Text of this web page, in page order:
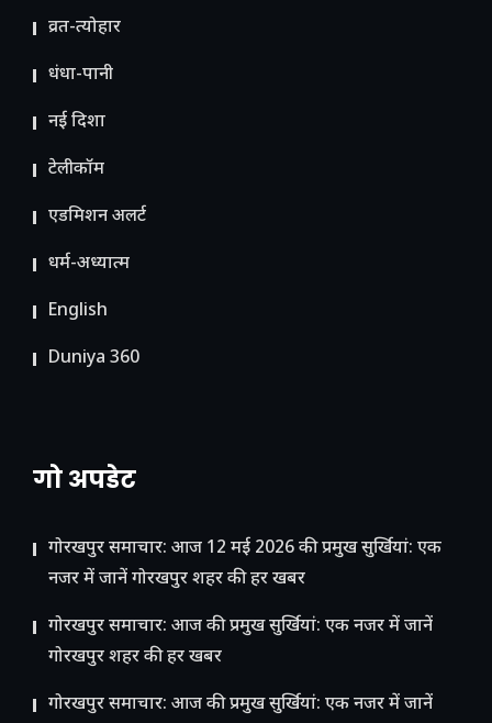
व्रत-त्योहार
धंधा-पानी
नई दिशा
टेलीकॉम
ए​डमिशन अलर्ट
धर्म-अध्यात्म
English
Duniya 360
गो अपडेट
गोरखपुर समाचार: आज 12 मई 2026 की प्रमुख सुर्खियां: एक
नजर में जानें गोरखपुर शहर की हर खबर
गोरखपुर समाचार: आज की प्रमुख सुर्खियां: एक नजर में जानें
गोरखपुर शहर की हर खबर
गोरखपुर समाचार: आज की प्रमुख सुर्खियां: एक नजर में जानें